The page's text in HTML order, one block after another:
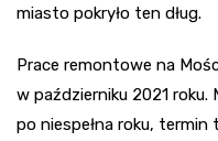
miasto pokryło ten dług.
Prace remontowe na
w październiku 2021
po niespełna roku,